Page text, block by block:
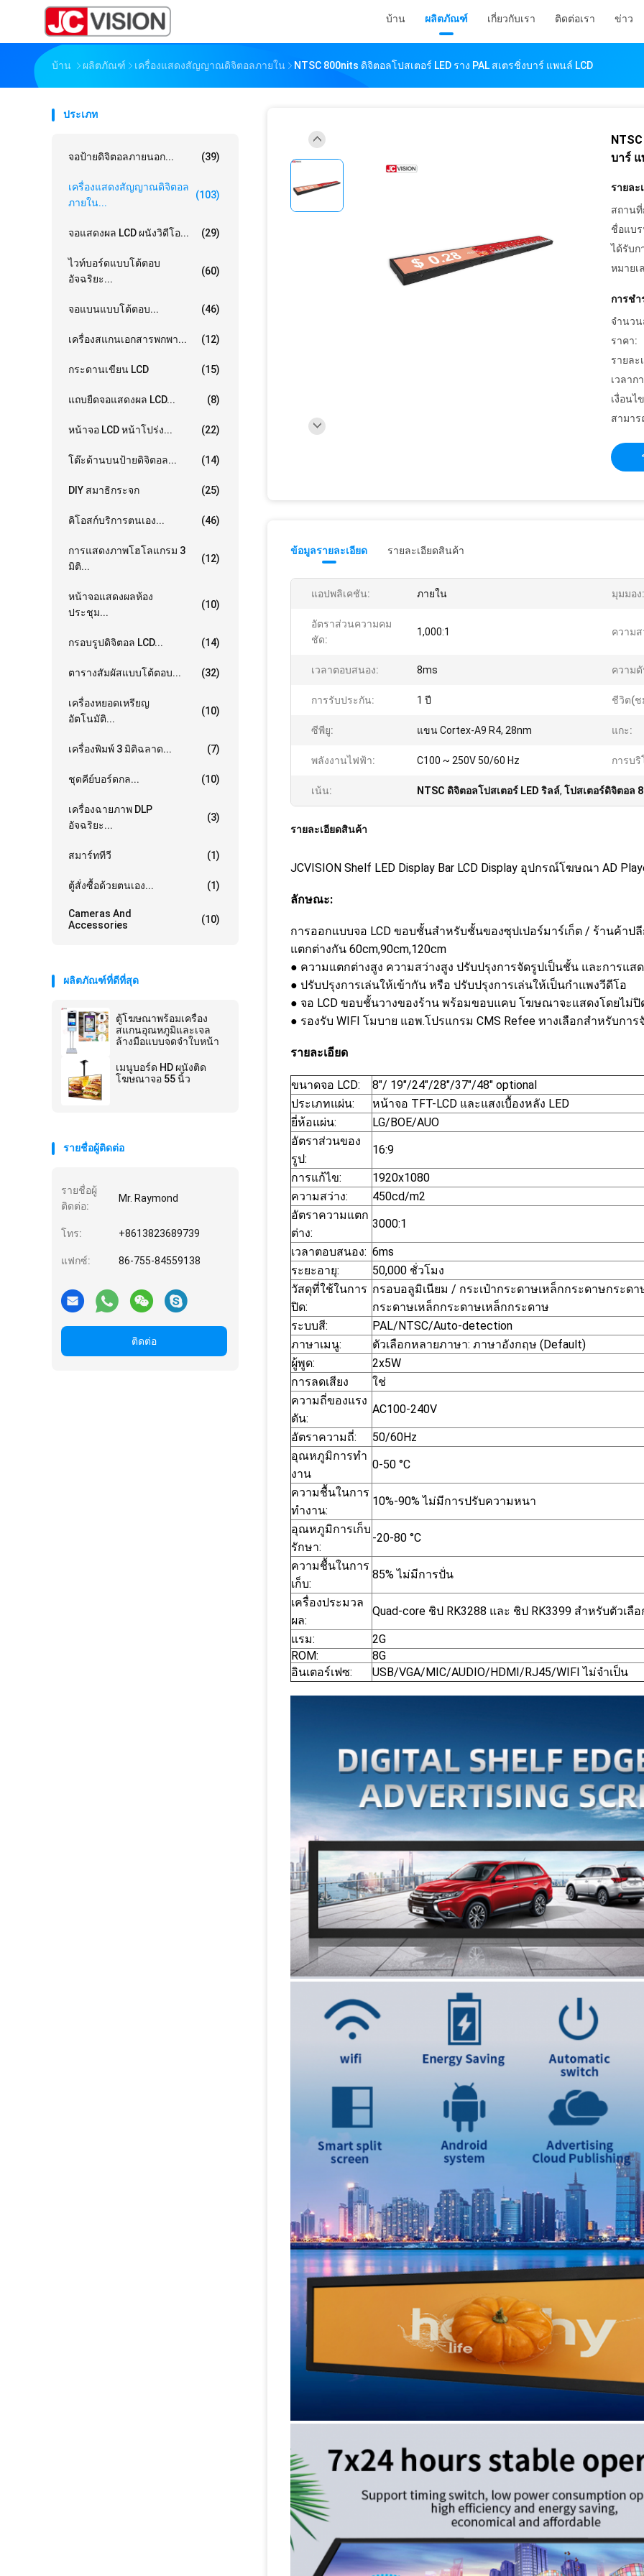
บ้าน ผลิตภัณฑ์ เกี่ยวกับเรา ติดต่อเรา ข่าว
บ้าน ผลิตภัณฑ์ เครื่องแสดงสัญญาณดิจิตอลภายใน NTSC 800nits ดิจิตอลโปสเตอร์ LED ราง PAL สเตรชิ่งบาร์ แพนล์ LCD
ประเภท
จอป้ายดิจิตอลภายนอก... (39)
เครื่องแสดงสัญญาณดิจิตอล
ภายใน...
(103)
จอแสดงผล LCD ผนังวิดีโอ... (29)
ไวท์บอร์ดแบบโต้ตอบ
อัจฉริยะ...
(60)
จอแบนแบบโต้ตอบ... (46)
เครื่องสแกนเอกสารพกพา... (12)
กระดานเขียน LCD (15)
แถบยืดจอแสดงผล LCD... (8)
หน้าจอ LCD หน้าโปร่ง... (22)
โต๊ะด้านบนป้ายดิจิตอล... (14)
DIY สมาธิกระจก (25)
คิโอสก์บริการตนเอง... (46)
การแสดงภาพโฮโลแกรม 3
มิติ...
(12)
หน้าจอแสดงผลห้อง
ประชุม...
(10)
กรอบรูปดิจิตอล LCD... (14)
ตารางสัมผัสแบบโต้ตอบ... (32)
เครื่องหยอดเหรียญ
อัตโนมัติ...
(10)
เครื่องพิมพ์ 3 มิติฉลาด... (7)
ชุดคีย์บอร์ดกล... (10)
เครื่องฉายภาพ DLP
อัจฉริยะ...
(3)
สมาร์ททีวี (1)
ตู้สั่งซื้อด้วยตนเอง... (1)
Cameras And
Accessories
(10)
ผลิตภัณฑ์ที่ดีที่สุด
ตู้โฆษณาพร้อมเครื่อง
สแกนอุณหภูมิและเจล
ล้างมือแบบจดจำใบหน้า
เมนูบอร์ด HD ผนังติด
โฆษณาจอ 55 นิ้ว
รายชื่อผู้ติดต่อ
รายชื่อผู้
ติดต่อ:
Mr. Raymond
โทร: +8613823689739
แฟกซ์: 86-755-84559138
ติดต่อ
บาร์
รายละ
สถานที่
ชื่อแบ
ได้รับก
หมายเ
การชำ
จำนว
ราคา:
รายละ
เวลาก
เงื่อนไ
สามาร
ข้อมูลรายละเอียด รายละเอียดสินค้า
แอปพลิเคชัน: ภายใน มุมมอง:
อัตราส่วนความคม
ชัด:
1,000:1 ความ
เวลาตอบสนอง: 8ms ความ
การรับประกัน: 1 ปี ชีวิต(ช
ซีพียู: แขน Cortex-A9 R4, 28nm แกะ:
พลังงานไฟฟ้า: C100 ~ 250V 50/60 Hz การบ
เน้น: NTSC ดิจิตอลโปสเตอร์ LED ริลล์, โปสเตอร์ดิจิตอล
รายละเอียดสินค้า
JCVISION Shelf LED Display Bar LCD Display อุปกรณ์โฆษณา AD
ลักษณะ:
การออกแบบจอ LCD ขอบชั้นสําหรับชั้นของซุปเปอร์มาร์เก็ต / ร้านค้า
แตกต่างกัน 60cm,90cm,120cm
● ความแตกต่างสูง ความสว่างสูง ปรับปรุงการจัดรูปเป็นชั้น และการแส
● ปรับปรุงการเล่นให้เข้ากัน หรือ ปรับปรุงการเล่นให้เป็นกําแพงวีดีโอ
● จอ LCD ขอบชั้นวางของร้าน พร้อมขอบแคบ โฆษณาจะแสดงโดยไม่
● รองรับ WIFI โมบาย แอพ.โปรแกรม CMS Refee ทางเลือกสําหรับกา
รายละเอียด
ขนาดจอ LCD:
8"/ 19"/24"/28"/37"/48" optional
ประเภทแผ่น:
หน้าจอ TFT-LCD และแสงเบื้องหลัง LED
ยี่ห้อแผ่น:
LG/BOE/AUO
อัตราส่วนของ
รูป:
16:9
การแก้ไข:
1920x1080
ความสว่าง:
450cd/m2
อัตราความแตก
ต่าง:
3000:1
เวลาตอบสนอง: 6ms
ระยะอายุ:
50,000 ชั่วโมง
วัสดุที่ใช้ในการ
ปิด:
กรอบอลูมิเนียม / กระเป๋ากระดาษเหล็กกระดาษกระด
กระดาษเหล็กกระดาษเหล็กกระดาษ
ระบบสี:
PAL/NTSC/Auto-detection
ภาษาเมนู:
ตัวเลือกหลายภาษา: ภาษาอังกฤษ (Default)
ผู้พูด:
2x5W
การลดเสียง
ใช่
ความถี่ของแรง
ดัน:
AC100-240V
อัตราความถี่:
50/60Hz
อุณหภูมิการทํา
งาน
0-50 °C
ความชื้นในการ
ทํางาน:
10%-90% ไม่มีการปรับความหนา
อุณหภูมิการเก็บ
รักษา:
-20-80 °C
ความชื้นในการ
เก็บ:
85% ไม่มีการปั่น
เครื่องประมวล
ผล:
Quad-core ชิป RK3288 และ ชิป RK3399 สําหรับตัวเลือ
แรม:
2G
ROM:
8G
อินเตอร์เฟซ:
USB/VGA/MIC/AUDIO/HDMI/RJ45/WIFI ไม่จําเป็น